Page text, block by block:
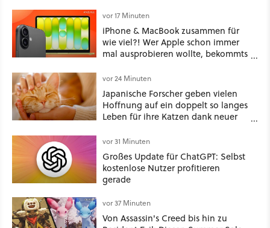
vor 17 Minuten
iPhone & MacBook zusammen für
wie viel?! Wer Apple schon immer
mal ausprobieren wollte, bekommts
günstig
vor 24 Minuten
Japanische Forscher geben vielen
Hoffnung auf ein doppelt so langes
Leben für ihre Katzen dank neuer
Community-Diskussion zeigt, dass
es nicht so einfach ist
vor 31 Minuten
Großes Update für ChatGPT: Selbst
kostenlose Nutzer profitieren
gerade
vor 37 Minuten
Von Assassin's Creed bis hin zu